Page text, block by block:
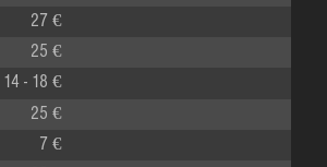
27 €
25 €
14 - 18 €
25 €
7 €